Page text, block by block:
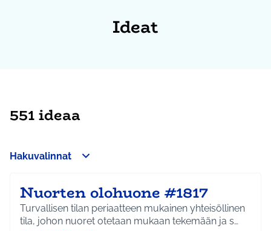
Ideat
551 ideaa
Hakuvalinnat
Nuorten olohuone #1817
Turvallisen tilan periaatteen mukainen yhteisöllinen
tila, johon nuoret otetaan mukaan tekemään ja s…